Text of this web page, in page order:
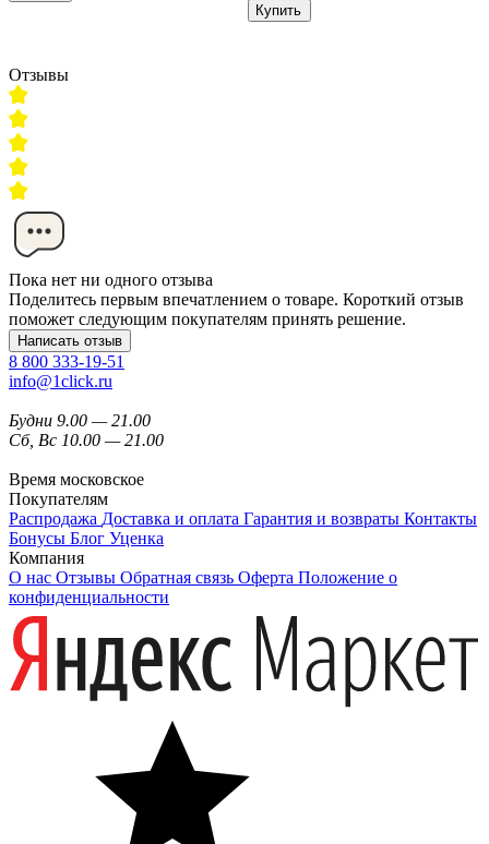
Купить
Отзывы
Пока нет ни одного отзыва
Поделитесь первым впечатлением о товаре. Короткий отзыв
поможет следующим покупателям принять решение.
Написать отзыв
8 800 333-19-51
info@1click.ru
Будни 9.00 — 21.00
Сб, Вс 10.00 — 21.00
Время московское
Покупателям
Распродажа Доставка и оплата Гарантия и возвраты Контакты
Бонусы Блог Уценка
Компания
О нас Отзывы Обратная связь Оферта Положение о
конфиденциальности